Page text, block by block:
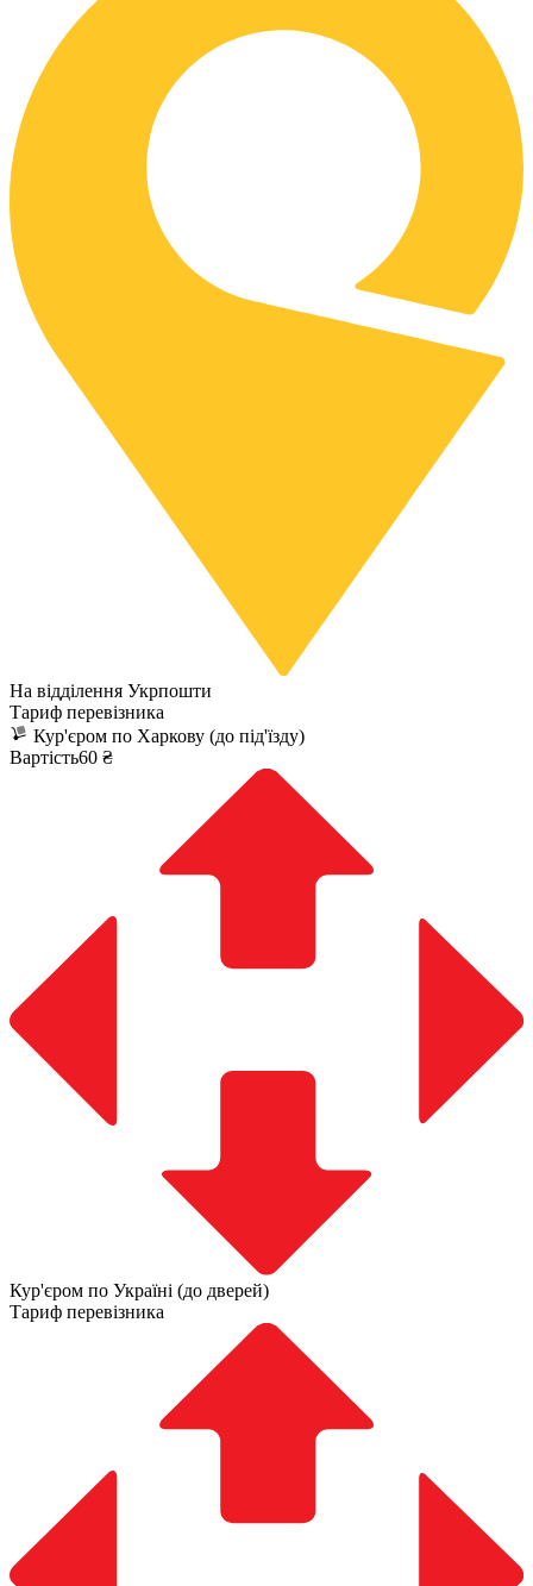
На відділення Укрпошти
Тариф перевізника
Кур'єром по Харкову (до під'їзду)
Вартість60 ₴
Кур'єром по Україні (до дверей)
Тариф перевізника